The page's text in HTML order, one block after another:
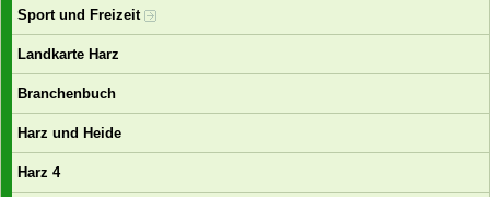
Sport und Freizeit
Landkarte Harz
Branchenbuch
Harz und Heide
Harz 4